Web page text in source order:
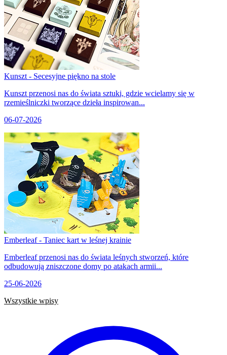
Kunszt - Secesyjne piękno na stole
Kunszt przenosi nas do świata sztuki, gdzie wcielamy się w
rzemieślniczki tworzące dzieła inspirowan...
06-07-2026
Emberleaf - Taniec kart w leśnej krainie
Emberleaf przenosi nas do świata leśnych stworzeń, które
odbudowują zniszczone domy po atakach armii...
25-06-2026
Wszystkie wpisy